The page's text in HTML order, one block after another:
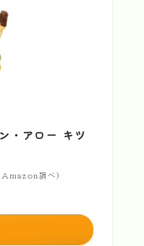
アロー キツ
調べ）